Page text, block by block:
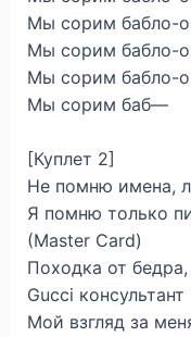
Мы сорим бабло-
Мы сорим бабло-
Мы сорим бабло-
Мы сорим баб—
[Куплет 2]
Не помню имена,
Я помню только
(Master Card)
Походка от
Gucci
Мой взгляд за